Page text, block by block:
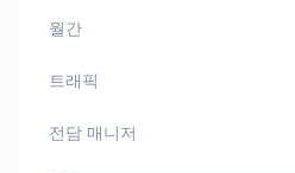
월간
트래픽
전담 매니저